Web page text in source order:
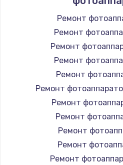
600
Замена лампы
1000
Ремонт блока
2000
Ремонт
Ремонт
Ремонт
Ремонт
Ремонт
Ремонт
Ремонт
Ремонт
Ремонт
Ремонт
Ремонт